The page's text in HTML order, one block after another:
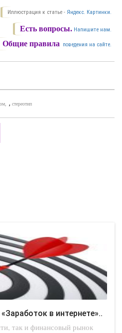
Иллюстрация к статье - Яндекс. Картинки.
Есть вопросы. Напишите нам.
Общие правила поведения на сайте.
, стереотип
в интернете»..
так и финансовый рынок